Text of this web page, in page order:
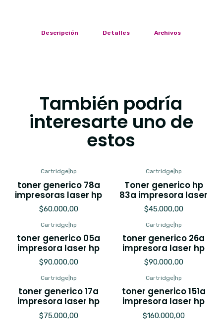
Descripción Detalles Archivos
También podría
interesarte uno de
estos
Cartridge| hp
toner generico 78a
impresoras laser hp
$60.000,00
Cartridge| hp
Toner generico hp
83a impresora laser
$45.000,00
Cartridge| hp
toner generico 05a
impresora laser hp
$90.000,00
Cartridge| hp
toner generico 26a
impresora laser hp
$90.000,00
Cartridge| hp
toner generico 17a
impresora laser hp
$75.000,00
Cartridge| hp
toner generico 151a
impresora laser hp
$160.000,00